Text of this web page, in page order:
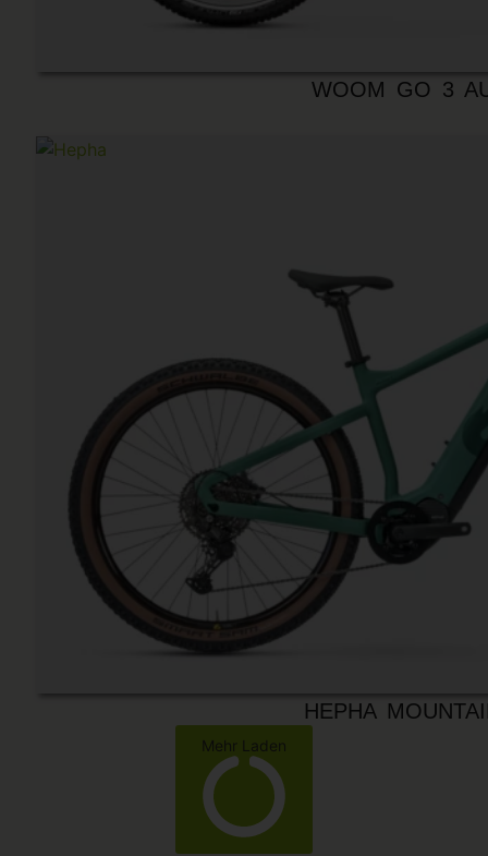
WOOM GO 3
HEPHA
Mehr Laden